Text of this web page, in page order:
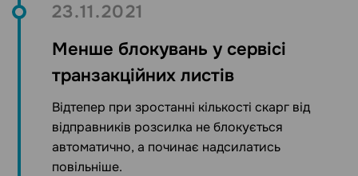
23.11.2021
Менше блокувань у сервісі
транзакційних листів
Відтепер при зростанні кількості скарг від
відправників розсилка не блокується
автоматично, а починає надсилатись
повільніше.